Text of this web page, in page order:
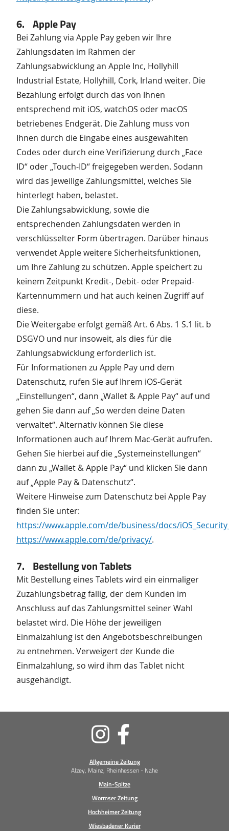
6. Apple Pay
Bei Zahlung via Apple Pay geben wir Ihre
Zahlungsdaten im Rahmen der
Zahlungsabwicklung an Apple Inc, Hollyhill
Industrial Estate, Hollyhill, Cork, Irland weiter. Die
Bezahlung erfolgt durch das von Ihnen
entsprechend mit iOS, watchOS oder macOS
betriebenes Endgerät. Die Zahlung muss von
Ihnen durch die Eingabe eines ausgewählten
Codes oder durch eine Verifizierung durch „Face
ID“ oder „Touch-ID“ freigegeben werden. Sodann
wird das jeweilige Zahlungsmittel, welches Sie
hinterlegt haben, belastet.
Die Zahlungsabwicklung, sowie die
entsprechenden Zahlungsdaten werden in
verschlüsselter Form übertragen. Darüber hinaus
verwendet Apple weitere Sicherheitsfunktionen,
um Ihre Zahlung zu schützen. Apple speichert zu
keinem Zeitpunkt Kredit-, Debit- oder Prepaid-
Kartennummern und hat auch keinen Zugriff auf
diese.
Die Weitergabe erfolgt gemäß Art. 6 Abs. 1 S.1 lit. b
DSGVO und nur insoweit, als dies für die
Zahlungsabwicklung erforderlich ist.
Für Informationen zu Apple Pay und dem
Datenschutz, rufen Sie auf Ihrem iOS-Gerät
„Einstellungen“, dann „Wallet & Apple Pay“ auf und
gehen Sie dann auf „So werden deine Daten
verwaltet“. Alternativ können Sie diese
Informationen auch auf Ihrem Mac-Gerät aufrufen.
Gehen Sie hierbei auf die „Systemeinstellungen“
dann zu „Wallet & Apple Pay“ und klicken Sie dann
auf „Apple Pay & Datenschutz“.
Weitere Hinweise zum Datenschutz bei Apple Pay
finden Sie unter:
https://www.apple.com/de/business/docs/
https://www.apple.com/de/privacy/.
7. Bestellung von Tablets
Mit Bestellung eines Tablets wird ein einmaliger
Zuzahlungsbetrag fällig, der dem Kunden im
Anschluss auf das Zahlungsmittel seiner Wahl
belastet wird. Die Höhe der jeweiligen
Einmalzahlung ist den Angebotsbeschreibungen
zu entnehmen. Verweigert der Kunde die
Einmalzahlung, so wird ihm das Tablet nicht
ausgehändigt.
Allgemeine Zeitung
Alzey, Mainz, Rheinhessen - Nahe
Main-Spitze
Wormser Zeitung
Hochheimer Zeitung
Wiesbadener Kurier
Soziale
Medien